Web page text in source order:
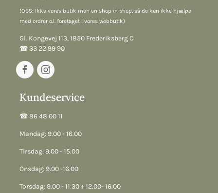
(OBS: Ikke vores butik men en shop in shop, så de kan ikke hjælpe
med ordrer o.l. foretaget i vores webbutik)
Gl. Kongevej 113, 1850 Frederiksberg C
☎︎ 33 22 99 90
Kundeservice
☎︎ 86 48 00 11
Mandag: 9.00 - 16.00
Tirsdag: 9.00 - 15.00
Onsdag: 9.00 -16.00
Torsdag: 9.00 - 11:30 + 12.00- 16.00